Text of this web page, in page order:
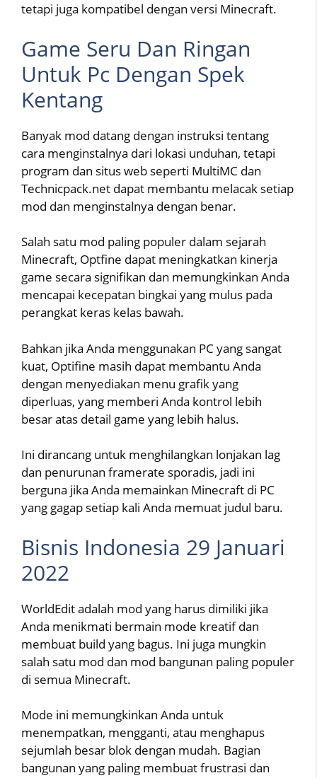
tetapi juga kompatibel dengan versi Minecraft.
Game Seru Dan Ringan
Untuk Pc Dengan Spek
Kentang
Banyak mod datang dengan instruksi tentang
cara menginstalnya dari lokasi unduhan, tetapi
program dan situs web seperti MultiMC dan
Technicpack.net dapat membantu melacak setiap
mod dan menginstalnya dengan benar.
Salah satu mod paling populer dalam sejarah
Minecraft, Optfine dapat meningkatkan kinerja
game secara signifikan dan memungkinkan Anda
mencapai kecepatan bingkai yang mulus pada
perangkat keras kelas bawah.
Bahkan jika Anda menggunakan PC yang sangat
kuat, Optifine masih dapat membantu Anda
dengan menyediakan menu grafik yang
diperluas, yang memberi Anda kontrol lebih
besar atas detail game yang lebih halus.
Ini dirancang untuk menghilangkan lonjakan lag
dan penurunan framerate sporadis, jadi ini
berguna jika Anda memainkan Minecraft di PC
yang gagap setiap kali Anda memuat judul baru.
Bisnis Indonesia 29 Januari
2022
WorldEdit adalah mod yang harus dimiliki jika
Anda menikmati bermain mode kreatif dan
membuat build yang bagus. Ini juga mungkin
salah satu mod dan mod bangunan paling populer
di semua Minecraft.
Mode ini memungkinkan Anda untuk
menempatkan, mengganti, atau menghapus
sejumlah besar blok dengan mudah. Bagian
bangunan yang paling membuat frustrasi dan